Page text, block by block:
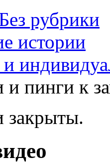
рубрики
истории
пинги к
закрыты.